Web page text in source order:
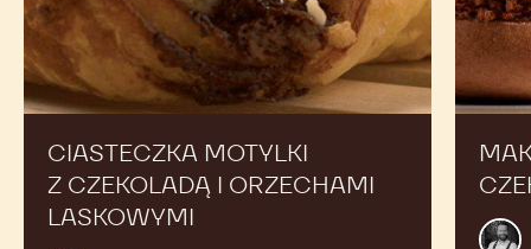
CIASTECZKA MOTYLKI
Z CZEKOLADĄ I ORZECHAMI
LASKOWYMI